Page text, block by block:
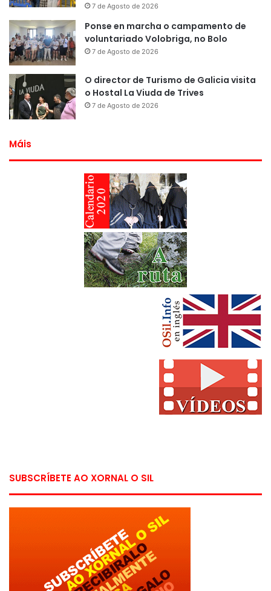
7 de Agosto de 2026
Ponse en marcha o campamento de
voluntariado Volobriga, no Bolo
7 de Agosto de 2026
O director de Turismo de Galicia visita
o Hostal La Viuda de Trives
7 de Agosto de 2026
Máis
SUBSCRÍBETE AO XORNAL O SIL